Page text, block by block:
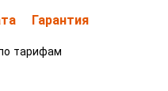
Гарантия
тарифам